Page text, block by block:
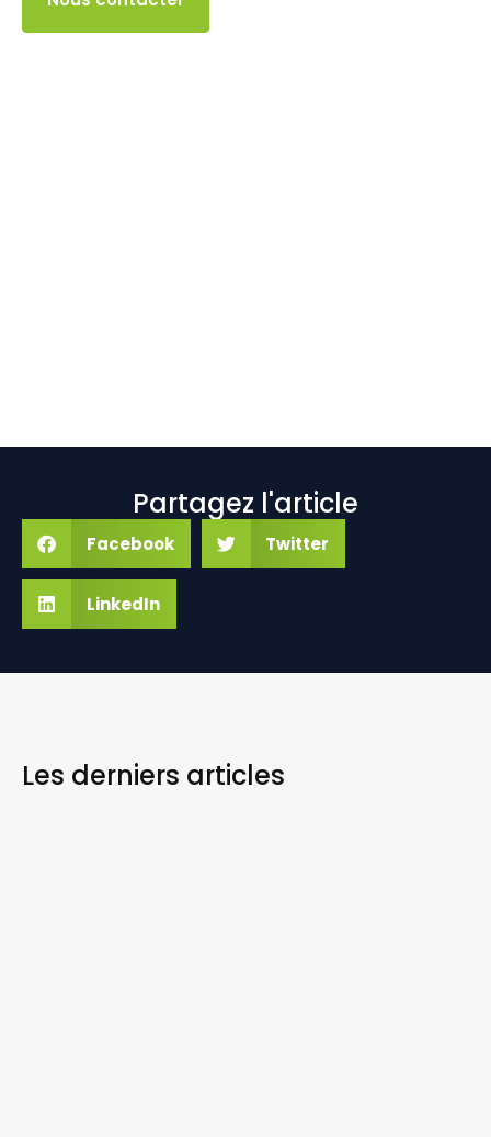
Partagez l'article
Facebook Twitter
LinkedIn
Les derniers articles